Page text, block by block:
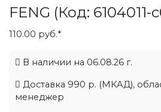
FENG (Код: 6104011-
110.00 руб.*
В наличии на 06.08.26 г.
Доставка 990 р. (МКАД),
менеджер